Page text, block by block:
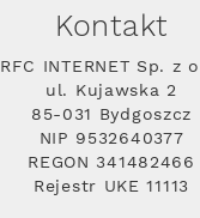
Kontakt
RFC INTERNET Sp. z
ul. Kujawska 2
85-031 Bydgoszcz
NIP 9532640377
REGON 341482466
Rejestr UKE 11113